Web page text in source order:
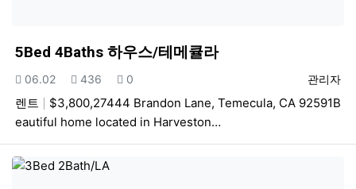
5Bed 4Baths 하우스/테메큘라
등록자
관리자
등록일
06.02 조회
436 추천
0
렌트
$3,800,27444 Brandon Lane, Temecula, CA 92591B
eautiful home located in Harveston…